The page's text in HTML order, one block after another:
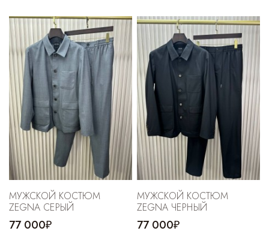
МУЖСКОЙ КОСТЮМ
ZEGNA СЕРЫЙ
77 000₽
МУЖСКОЙ КОСТЮМ
ZEGNA ЧЕРНЫЙ
77 000₽